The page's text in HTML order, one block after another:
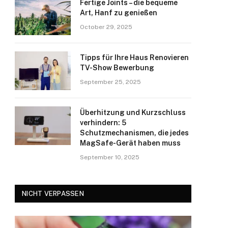
Fertige Joints – die bequeme
Art, Hanf zu genießen
October 29, 2025
Tipps für Ihre Haus Renovieren
TV-Show Bewerbung
September 25, 2025
Überhitzung und Kurzschluss
verhindern: 5
Schutzmechanismen, die jedes
MagSafe-Gerät haben muss
September 10, 2025
NICHT VERPASSEN